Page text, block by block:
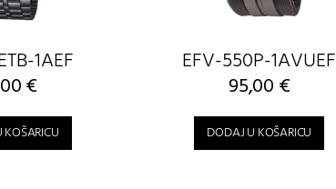
1AEF
€
EFV-550P-1AVUEF
95,00 €
DODAJ U KOŠARICU